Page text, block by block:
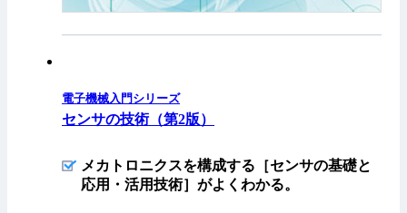
電子機械入門シリーズ
センサの技術（第2版）
メカトロニクスを構成する［センサの基礎と
応用・活用技術］がよくわかる。